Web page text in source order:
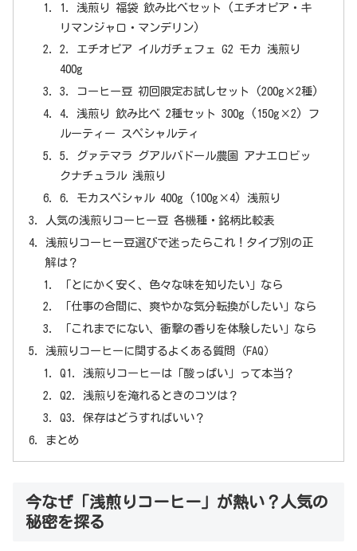
1. 浅煎り 福袋 飲み比べセット (エチオピア・キ
リマンジャロ・マンデリン)
2. エチオピア イルガチェフェ G2 モカ 浅煎り
400g
3. コーヒー豆 初回限定お試しセット (200g×2種)
4. 浅煎り 飲み比べ 2種セット 300g (150g×2) フ
ルーティー スペシャルティ
5. グァテマラ グアルバドール農園 アナエロビッ
クナチュラル 浅煎り
6. モカスペシャル 400g (100g×4) 浅煎り
人気の浅煎りコーヒー豆 各機種・銘柄比較表
浅煎りコーヒー豆選びで迷ったらこれ！タイプ別の正
解は？
「とにかく安く、色々な味を知りたい」なら
「仕事の合間に、爽やかな気分転換がしたい」なら
「これまでにない、衝撃の香りを体験したい」なら
浅煎りコーヒーに関するよくある質問（FAQ）
Q1. 浅煎りコーヒーは「酸っぱい」って本当？
Q2. 浅煎りを淹れるときのコツは？
Q3. 保存はどうすればいい？
まとめ
今なぜ「浅煎りコーヒー」が熱い？人気の
秘密を探る